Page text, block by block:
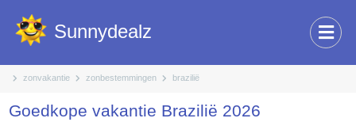
zonvakantie zonbestemmingen brazilië
Sunnydealz
Goedkope vakantie Brazilië 2026